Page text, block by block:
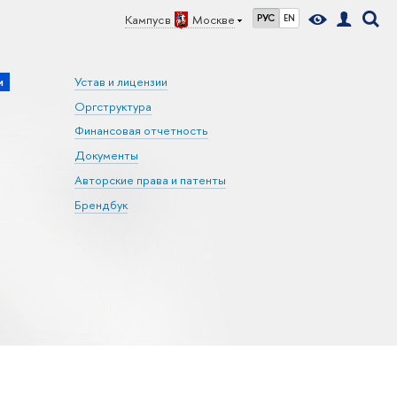
Кампус в Москве РУС EN
Устав и лицензии
Оргструктура
Финансовая отчетность
Документы
Авторские права и патенты
Брендбук